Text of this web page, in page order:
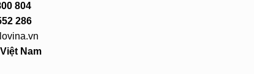
804
286
Nam